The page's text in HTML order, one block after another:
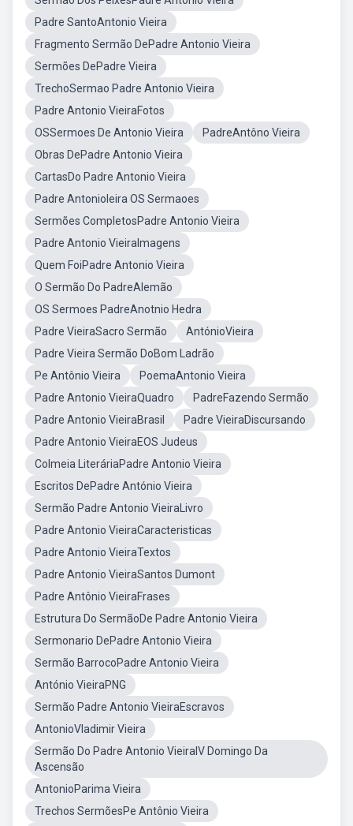
Padre SantoAntonio Vieira
Fragmento Sermão DePadre Antonio Vieira
Sermões DePadre Vieira
TrechoSermao Padre Antonio Vieira
Padre Antonio VieiraFotos
OSSermoes De Antonio Vieira
PadreAntôno Vieira
Obras DePadre Antonio Vieira
CartasDo Padre Antonio Vieira
Padre AntonioIeira OS Sermaoes
Sermões CompletosPadre Antonio Vieira
Padre Antonio VieiraImagens
Quem FoiPadre Antonio Vieira
O Sermão Do PadreAlemão
OS Sermoes PadreAnotnio Hedra
Padre VieiraSacro Sermão
AntónioVieira
Padre Vieira Sermão DoBom Ladrão
Pe Antônio Vieira
PoemaAntonio Vieira
Padre Antonio VieiraQuadro
PadreFazendo Sermão
Padre Antonio VieiraBrasil
Padre VieiraDiscursando
Padre Antonio VieiraEOS Judeus
Colmeia LiteráriaPadre Antonio Vieira
Escritos DePadre António Vieira
Sermão Padre Antonio VieiraLivro
Padre Antonio VieiraCaracteristicas
Padre Antonio VieiraTextos
Padre Antonio VieiraSantos Dumont
Padre Antônio VieiraFrases
Estrutura Do SermãoDe Padre Antonio Vieira
Sermonario DePadre Antonio Vieira
Sermão BarrocoPadre Antonio Vieira
António VieiraPNG
Sermão Padre Antonio VieiraEscravos
AntonioVladimir Vieira
Sermão Do Padre Antonio VieiraIV Domingo Da
Ascensão
AntonioParima Vieira
Trechos SermõesPe Antônio Vieira